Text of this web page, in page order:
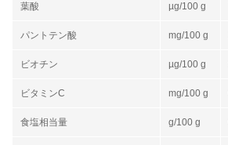
葉酸 µg/100 g
パントテン酸 mg/100 g
ビオチン µg/100 g
ビタミンC mg/100 g
食塩相当量 g/100 g